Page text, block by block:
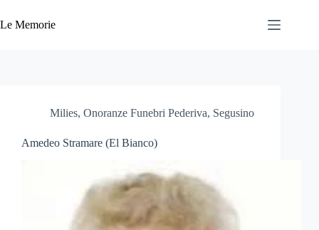
al
contenuto
Le Memorie
Milies, Onoranze Funebri Pederiva, Segusino
Amedeo Stramare (El Bianco)